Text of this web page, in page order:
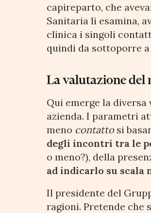
capireparto, che
Sanitaria li esamina,
clinica i singoli
quindi da sottoporre a
La valutazione del
Qui emerge la
azienda. I parametri
meno contattosi
degli incontri tra le
o meno?), della
ad indicarlo su scala
Il presidente del
ragioni. Pretende che